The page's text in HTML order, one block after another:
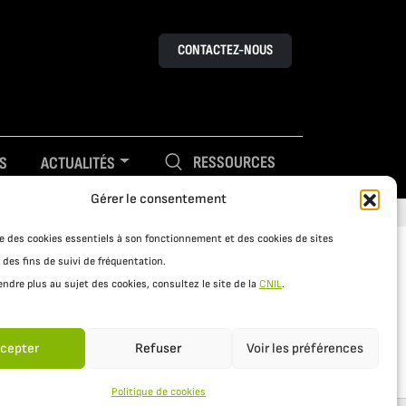
Gérer le consentement
des cookies essentiels à son fonctionnement et des cookies de sites
des fins de suivi de fréquentation.
plus au sujet des cookies, consultez le site de la CNIL.
Refuser Voir les préférences
Politique de cookies
CONTACTEZ-NOUS
ACTUALITÉS RESSOURCES